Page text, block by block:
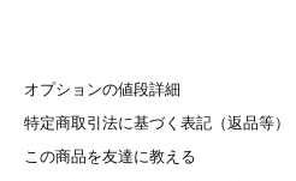
オプションの値段詳細
特定商取引法に基づく表記（返品等）
この商品を友達に教える